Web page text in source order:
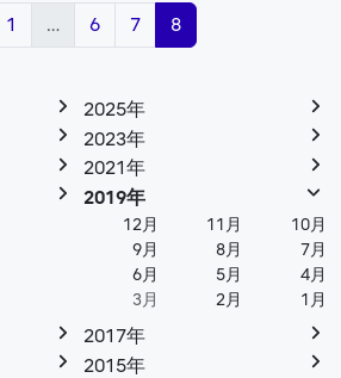
ョン
1 … 6 7 8
2025年
2023年
2021年
2019年
12月 11月
10月
9月
8月
7月
6月
5月
4月
3月
2月 1月
2017年
2015年